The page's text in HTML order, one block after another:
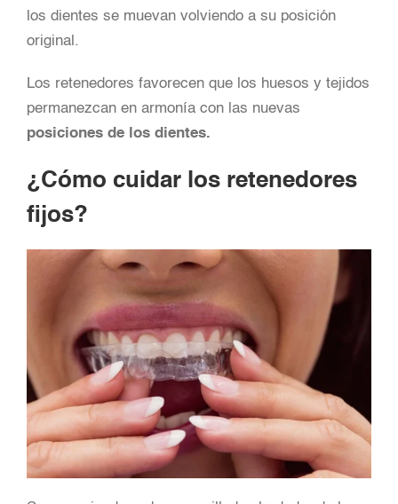
los dientes se muevan volviendo a su posición
original.
Los retenedores favorecen que los huesos y tejidos
permanezcan en armonía con las nuevas
posiciones de los dientes.
¿Cómo cuidar los retenedores
fijos?